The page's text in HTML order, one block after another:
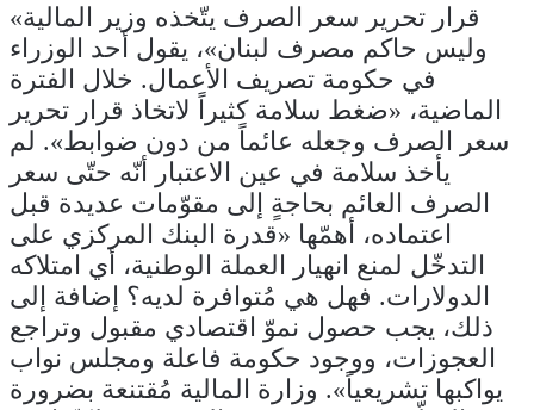
«قرار تحرير سعر الصرف يتّخذه وزير المالية
وليس حاكم مصرف لبنان»، يقول أحد الوزراء
في حكومة تصريف الأعمال. خلال الفترة
الماضية، «ضغط سلامة كثيراً لاتخاذ قرار تحرير
سعر الصرف وجعله عائماً من دون ضوابط». لم
يأخذ سلامة في عين الاعتبار أنّه حتّى سعر
الصرف العائم بحاجةٍ إلى مقوّمات عديدة قبل
اعتماده، أهمّها «قدرة البنك المركزي على
التدخّل لمنع انهيار العملة الوطنية، أي امتلاكه
الدولارات. فهل هي مُتوافرة لديه؟ إضافة إلى
ذلك، يجب حصول نموّ اقتصادي مقبول وتراجع
العجوزات، ووجود حكومة فاعلة ومجلس نواب
يواكبها تشريعياً». وزارة المالية مُقتنعة بضرورة